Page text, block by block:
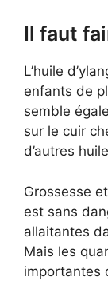
Il faut
L’huile
enfants de
semble
sur le cuir
d’autres
Grossesse
est sans
allaitantes
Mais les
importantes